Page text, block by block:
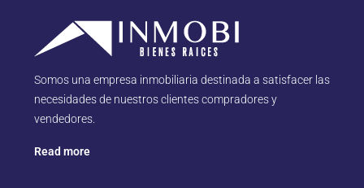
Somos una empresa inmobiliaria destinada a satisfacer las
necesidades de nuestros clientes compradores y
vendedores.
Read more